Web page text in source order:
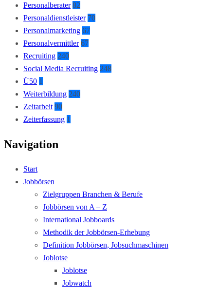
Personalberater 82
Personaldienstleister 70
Personalmarketing 67
Personalvermittler 67
Recruiting 240
Social Media Recruiting 248
Ü50 1
Weiterbildung 240
Zeitarbeit 90
Zeiterfassung 1
Navigation
Start
Jobbörsen
Zielgruppen Branchen & Berufe
Jobbörsen von A – Z
International Jobboards
Methodik der Jobbörsen-Erhebung
Definition Jobbörsen, Jobsuchmaschinen
Joblotse
Joblotse
Jobwatch